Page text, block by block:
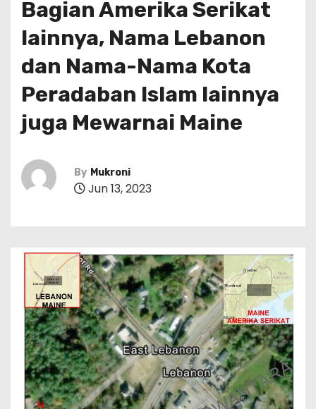
Bagian Amerika Serikat
lainnya, Nama Lebanon
dan Nama-Nama Kota
Peradaban Islam lainnya
juga Mewarnai Maine
By Mukroni
Jun 13, 2023